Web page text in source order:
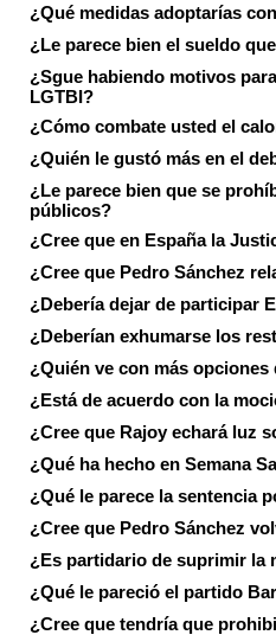
¿Qué medidas adoptarías
¿Le parece bien el sueldo
¿Sgue habiendo motivos
LGTBI?
¿Cómo combate usted el
¿Quién le gustó más en el
¿Le parece bien que se
públicos?
¿Cree que en España la
¿Cree que Pedro Sánchez
¿Debería dejar de participar
¿Deberían exhumarse los
¿Quién ve con más
¿Está de acuerdo con la
¿Cree que Rajoy echará luz
¿Qué ha hecho en Semana
¿Qué le parece la sentencia
¿Cree que Pedro Sánchez
¿Es partidario de suprimir la
¿Qué le pareció el partido
¿Cree que tendría que